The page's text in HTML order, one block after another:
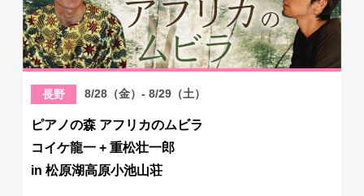
長野 8/28（金）- 8/29（土）
ピアノの森 アフリカのムビラ
コイケ龍一 + 重松壮一郎
in 松原湖高原小池山荘